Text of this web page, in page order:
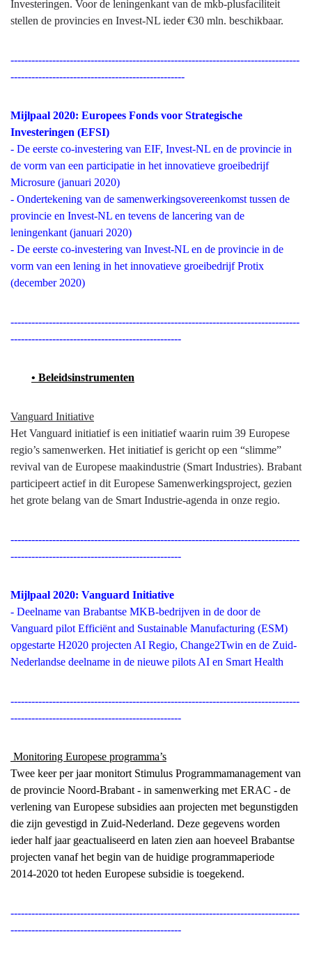
Investeringen. Voor de leningenkant van de mkb-plusfaciliteit
stellen de provincies en Invest-NL ieder €30 mln. beschikbaar.
-----------------------------------------------------------------------------------
--------------------------------------------------
Mijlpaal 2020: Europees Fonds voor Strategische
Investeringen (EFSI)
- De eerste co-investering van EIF, Invest-NL en de provincie in
de vorm van een participatie in het innovatieve groeibedrijf
Microsure (januari 2020)
- Ondertekening van de samenwerkingsovereenkomst tussen de
provincie en Invest-NL en tevens de lancering van de
leningenkant (januari 2020)
- De eerste co-investering van Invest-NL en de provincie in de
vorm van een lening in het innovatieve groeibedrijf Protix
(december 2020)
-----------------------------------------------------------------------------------
-------------------------------------------------
• Beleidsinstrumenten
Vanguard Initiative
Het Vanguard initiatief is een initiatief waarin ruim 39 Europese
regio’s samenwerken. Het initiatief is gericht op een “slimme”
revival van de Europese maakindustrie (Smart Industries). Brabant
participeert actief in dit Europese Samenwerkingsproject, gezien
het grote belang van de Smart Industrie-agenda in onze regio.
-----------------------------------------------------------------------------------
-------------------------------------------------
Mijlpaal 2020: Vanguard Initiative
- Deelname van Brabantse MKB-bedrijven in de door de
Vanguard pilot Efficiënt and Sustainable Manufacturing (ESM)
opgestarte H2020 projecten AI Regio, Change2Twin en de Zuid-
Nederlandse deelname in de nieuwe pilots AI en Smart Health
-----------------------------------------------------------------------------------
-------------------------------------------------
Monitoring Europese programma’s
Twee keer per jaar monitort Stimulus Programmamanagement van
de provincie Noord-Brabant - in samenwerking met ERAC - de
verlening van Europese subsidies aan projecten met begunstigden
die zijn gevestigd in Zuid-Nederland. Deze gegevens worden
ieder half jaar geactualiseerd en laten zien aan hoeveel Brabantse
projecten vanaf het begin van de huidige programmaperiode
2014-2020 tot heden Europese subsidie is toegekend.
-----------------------------------------------------------------------------------
-------------------------------------------------